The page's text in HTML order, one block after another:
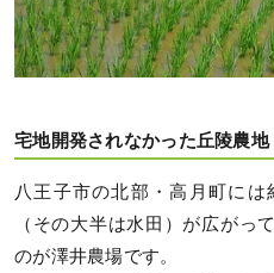
宅地開発されなかった丘陵農地
八王子市の北部・高月町に
（その大半は水田）が広がっ
のが澤井農場です。